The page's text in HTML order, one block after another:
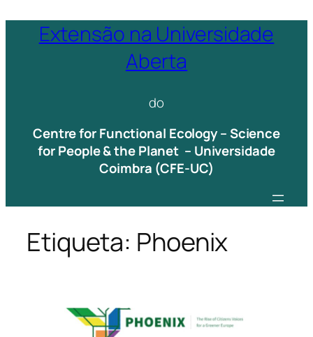
Extensão na Universidade
Aberta
do
Centre for Functional Ecology – Science
for People & the Planet – Universidade
Coimbra (CFE-UC)
Etiqueta: Phoenix